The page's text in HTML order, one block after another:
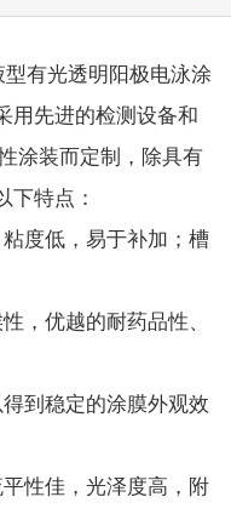
有光透明阳极电泳涂
用先进的检测设备和
涂装而定制，除具有
下特点：
度低，易于补加；槽
优越的耐药品性、
到稳定的涂膜外观效
性佳，光泽度高，附